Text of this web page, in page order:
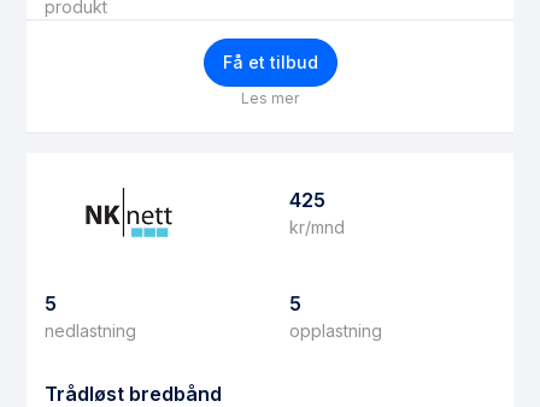
produkt
Få et tilbud
Les mer
425
kr/mnd
5
nedlastning
5
opplastning
Trådløst bredbånd